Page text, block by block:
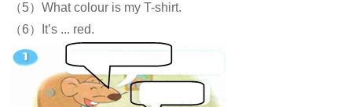
（5）What colour is my T-shirt.
（6）It’s ... red.